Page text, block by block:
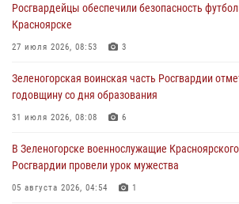
Сотрудники Росгвардии обеспечили
время проведения экстремального заплыва в
04 августа 2026, 08:36
В Красноярске сотрудники Росгвардии
в серии краж из супермаркета
04 августа 2026, 06:50
Военнослужащие Красноярского соединения
познакомили отдыхающих детей с тонкостями
03 августа 2026, 13:12 2
Росгвардейцы обеспечили безопасность
Красноярске
27 июля 2026, 08:53 3
Зеленогорская воинская часть Росгвардии
годовщину со дня образования
31 июля 2026, 08:08 6
В Зеленогорске военнослужащие
Росгвардии провели урок мужества
05 августа 2026, 04:54 1